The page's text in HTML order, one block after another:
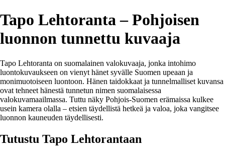
Tapo Lehtoranta – Pohjoisen
luonnon tunnettu kuvaaja
Tapo Lehtoranta on suomalainen valokuvaaja, jonka intohimo
luontokuvaukseen on vienyt hänet syvälle Suomen upeaan ja
monimuotoiseen luontoon. Hänen taidokkaat ja tunnelmalliset kuvansa
ovat tehneet hänestä tunnetun nimen suomalaisessa
valokuvamaailmassa. Tuttu näky Pohjois-Suomen erämaissa kulkee
usein kamera olalla – etsien täydellistä hetkeä ja valoa, joka vangitsee
luonnon kauneuden täydellisesti.
Tutustu Tapo Lehtorantaan